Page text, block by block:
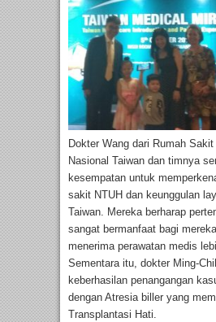
Dokter Wang dari Rumah
Nasional Taiwan dan timnya
kesempatan untuk
sakit NTUH dan keunggulan
Taiwan. Mereka berharap
sangat bermanfaat bagi
menerima perawatan medis
Sementara itu, dokter Ming-
keberhasilan penangangan
dengan Atresia biller yang
Transplantasi Hati.